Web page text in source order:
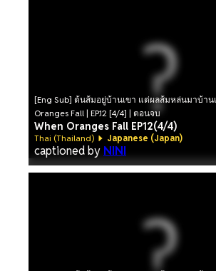
[Eng Sub] ต้นส้มอยู่บ้านเขา แต่ผลส้มหล่นมาบ้าน
Oranges Fall | EP.12 [4/4] | ตอนจบ
When Oranges Fall EP12(4/4)
Thai (Thailand) Japanese (Japan)
captioned by NINI